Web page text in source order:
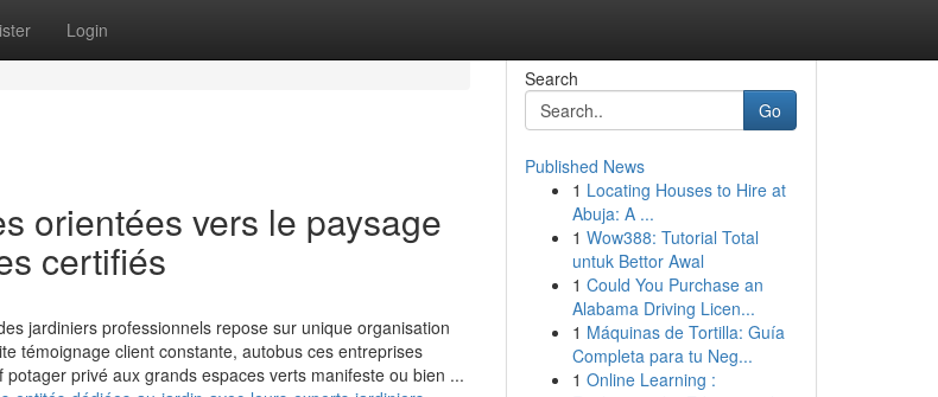
Login
orientées vers le paysage
certifiés
jardiniers professionnels repose sur unique organisation
témoignage client constante, autobus ces entreprises
privé aux grands espaces verts manifeste ou bien ...
Search
Go
Published News
1 Locating Houses to Hire at
Abuja: A ...
1 Wow388: Tutorial Total
untuk Bettor Awal
1 Could You Purchase an
Alabama Driving Licen...
1 Máquinas de Tortilla: Guía
Completa para tu Neg...
1 Online Learning :